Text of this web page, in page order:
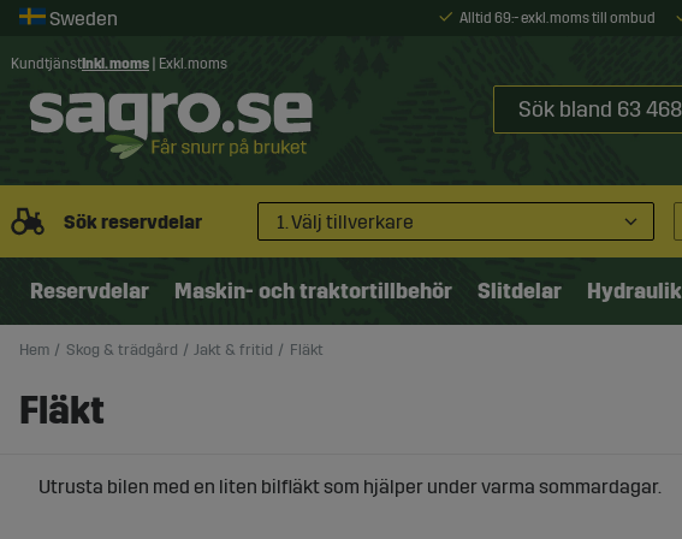
Alltid 69:- exkl. moms till ombud
Kundtjänst Inkl. moms Exkl. moms
Sök reservdelar 1. Välj tillverkare
Reservdelar Maskin- och traktortillbehör Slitdelar Hydraulik
Hem Skog & trädgård Jakt & fritid Fläkt
Fläkt
Utrusta bilen med en liten bilfläkt som hjälper under varma sommardagar.